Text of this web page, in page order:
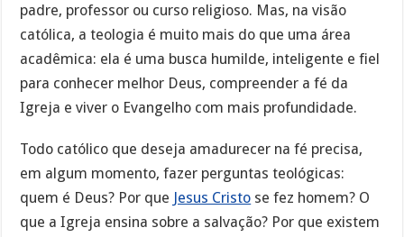
padre, professor ou curso religioso. Mas, na visão
católica, a teologia é muito mais do que uma área
acadêmica: ela é uma busca humilde, inteligente e fiel
para conhecer melhor Deus, compreender a fé da
Igreja e viver o Evangelho com mais profundidade.
Todo católico que deseja amadurecer na fé precisa,
em algum momento, fazer perguntas teológicas:
quem é Deus? Por que Jesus Cristo se fez homem? O
que a Igreja ensina sobre a salvação? Por que existem